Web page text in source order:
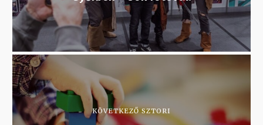
KÖVETKEZŐ SZTORI